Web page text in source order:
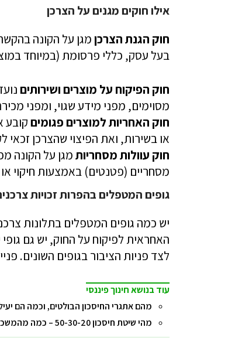
אילו חוקים מגנים על הצרכן
חוק הגנת הצרכןמגן על הקונה
בעל עסק, כללי פרסומת (במיוחד
חוק הפיקוח על מוצרים ושירותים
מסוימים, מפני מידע שגוי, ומפני
חוק האחריות למוצרים פגומיםקובע
או בשירות, ואת הפיצוי שהצרכן
חוק עוולות מסחריותמגן על הקונה
מסחריים (פטנטים) באמצעות חיקוי או
גופים המטפלים בהפרות זכויות
יש כמה גופים המטפלים בתלונות
האחראית לפיקוח על החוק, יש גם גופי
לצד פניות הציבור בגופים השונים.
עוד בנושא חינוך פיננסי
מהם אתגרי החיסכון הבולטים, וכמה הם
מהי שיטת חיסכון 50-30-20 – כמה מהמשכורת להפקיד לחיסכון